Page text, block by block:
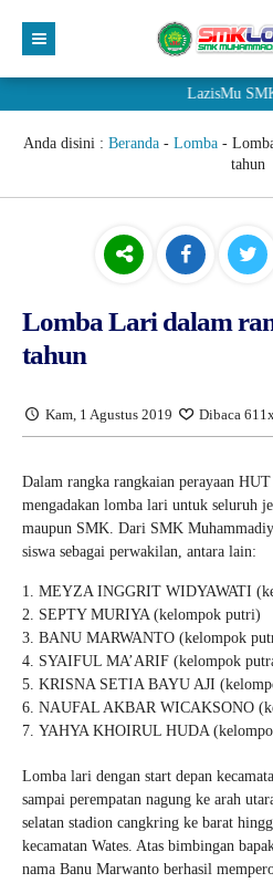
LazisMu SMK
Anda disini : Beranda - Lomba -
tahun
Lomba Lari dalam
tahun
Kam, 1 Agustus 2019 Dibaca
Dalam rangka rangkaian perayaan
mengadakan lomba lari untuk seluruh
maupun SMK. Dari SMK
siswa sebagai perwakilan, antara lain:
MEYZA INGGRIT WIDYAWATI
SEPTY MURIYA (kelompok putri)
BANU MARWANTO (kelompok
SYAIFUL MA’ARIF (kelompok
KRISNA SETIA BAYU AJI
NAUFAL AKBAR WICAKSONO
YAHYA KHOIRUL HUDA
Lomba lari dengan start depan
sampai perempatan nagung ke arah
selatan stadion cangkring ke barat
kecamatan Wates. Atas bimbingan
nama Banu Marwanto berhasil